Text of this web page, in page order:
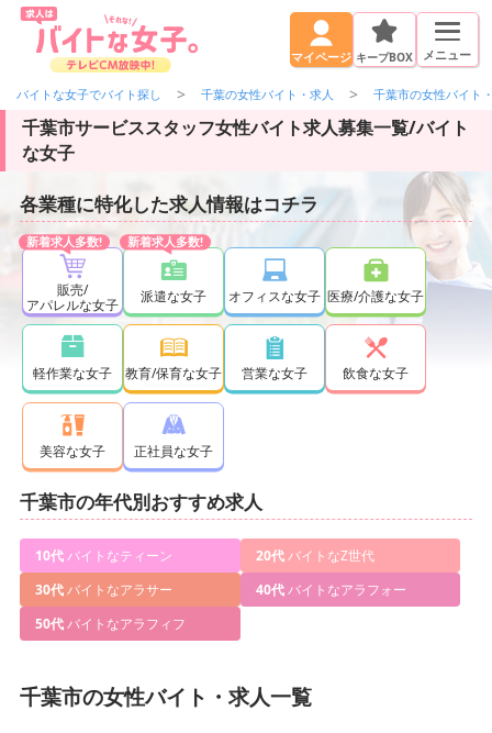
マイページ キープBOX メニュー
バイトな女子でバイト探し 千葉の女性バイト・求人 千葉市の女性バイト
千葉市サービススタッフ女性バイト求人募集一覧/バイト
な女子
各業種に特化した求人情報はコチラ
販売/
アパレルな女子
派遣な女子 オフィスな女子 医療/介護な女子
軽作業な女子 教育/保育な女子 営業な女子 飲食な女子
美容な女子 正社員な女子
千葉市の年代別おすすめ求人
10代バイトなティーン 20代バイトなZ世代
30代バイトなアラサー 40代バイトなアラフォー
50代バイトなアラフィフ
千葉市の女性バイト・求人一覧